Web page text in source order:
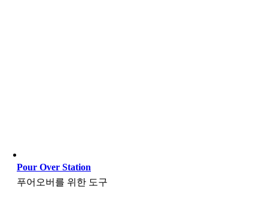
Pour Over Station
푸어오버를 위한 도구